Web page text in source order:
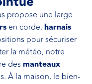
propose une large
en corde, harnais
pour sécuriser
la météo, notre
des manteaux
À la maison, le bien-